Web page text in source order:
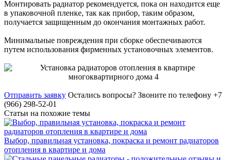
Монтировать радиатор рекомендуется, пока он находится еще
в упаковочной пленке, так как прибор, таким образом,
получается защищенным до окончания монтажных работ.
Минимальные повреждения при сборке обеспечиваются
путем использования фирменных установочных элементов.
Отправить заявку Остались вопросы? Звоните по телефону +7
(966) 298-52-01
Статьи на похожие темы
Выбор, правильная установка, покраска и ремонт радиаторов
отопления в квартире и дома